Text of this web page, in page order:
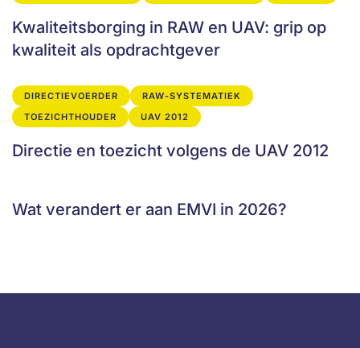
Kwaliteitsborging in RAW en UAV: grip op
kwaliteit als opdrachtgever
DIRECTIEVOERDER
RAW-SYSTEMATIEK
TOEZICHTHOUDER
UAV 2012
Directie en toezicht volgens de UAV 2012
Wat verandert er aan EMVI in 2026?